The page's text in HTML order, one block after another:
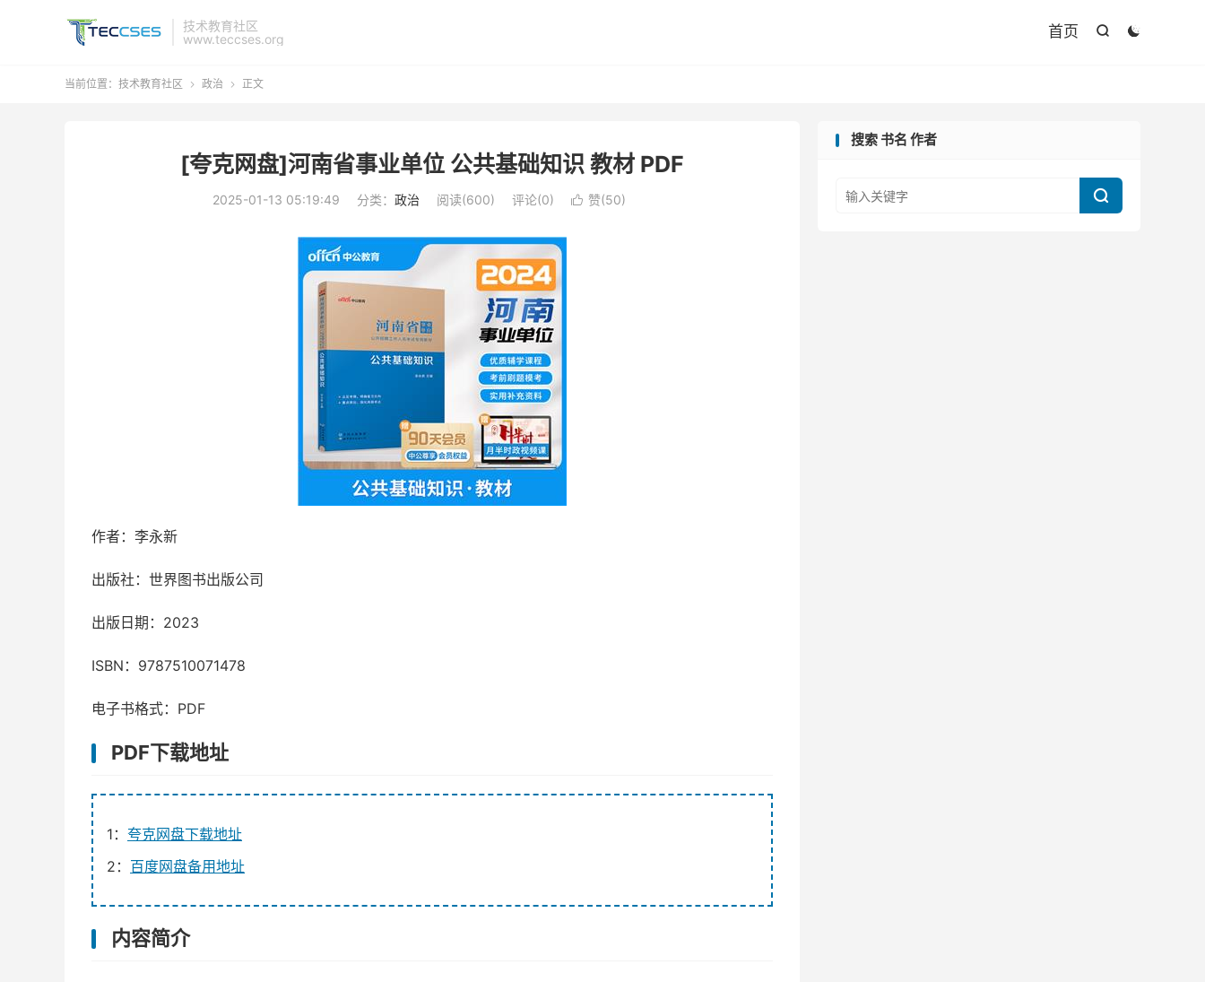
技术教育社区
www.teccses.org


首页
当前位置： 技术教育社区  政治  正文
[夸克网盘]河南省事业单位 公共基础知识 教材 PDF
2025-01-13 05:19:49 分类： 政治 阅读(600) 评论(0)  赞(50)
作者：李永新
出版社：世界图书出版公司
出版日期：2023
ISBN：9787510071478
电子书格式：PDF
PDF下载地址
1： 夸克网盘下载地址
2： 百度网盘备用地址
内容简介
搜索 书名 作者
